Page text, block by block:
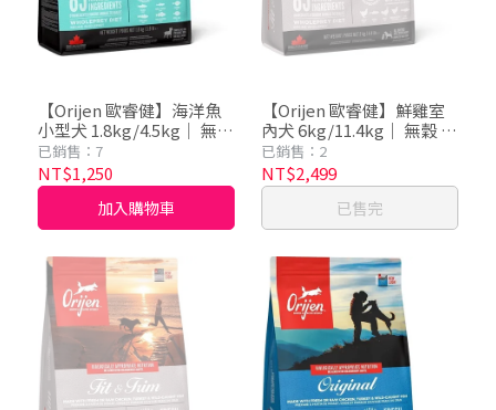
【Orijen 歐睿健】海洋魚
小型犬 1.8kg/4.5kg｜ 無穀
犬飼料 狗飼料 犬糧
已銷售：7
NT$1,250
加入購物車
【Orijen 歐睿健】鮮雞室
內犬 6kg/11.4kg｜ 無穀 犬
飼料 狗飼料 犬糧
已銷售：2
NT$2,499
已售完